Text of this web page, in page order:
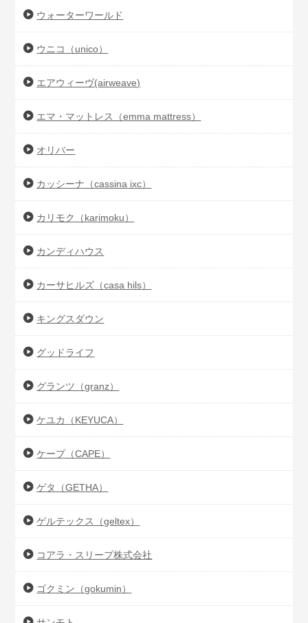
ウォーターワールド
ウニコ（unico）
エアウィーヴ(airweave)
エマ・マットレス（emma mattress）
オリバー
カッシーナ（cassina ixc）
カリモク（karimoku）
カンディハウス
カーサヒルズ（casa hils）
キングスダウン
グッドライフ
グランツ（granz）
ケユカ（KEYUCA）
ケープ（CAPE）
ゲタ（GETHA）
ゲルテックス（geltex）
コアラ・スリープ株式会社
ゴクミン（gokumin）